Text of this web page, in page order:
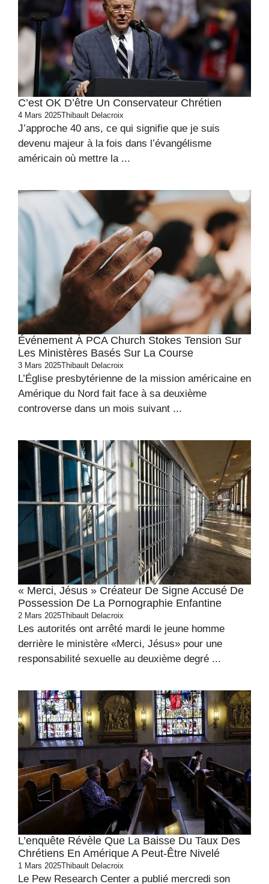
C’est OK D’être Un Conservateur Chrétien
4 Mars 2025Thibault Delacroix
J’approche 40 ans, ce qui signifie que je suis
devenu majeur à la fois dans l’évangélisme
américain où mettre la ...
Événement À PCA Church Stokes Tension Sur
Les Ministères Basés Sur La Course
3 Mars 2025Thibault Delacroix
L’Église presbytérienne de la mission américaine en
Amérique du Nord fait face à sa deuxième
controverse dans un mois suivant ...
« Merci, Jésus » Créateur De Signe Accusé De
Possession De La Pornographie Enfantine
2 Mars 2025Thibault Delacroix
Les autorités ont arrêté mardi le jeune homme
derrière le ministère «Merci, Jésus» pour une
responsabilité sexuelle au deuxième degré ...
L’enquête Révèle Que La Baisse Du Taux Des
Chrétiens En Amérique A Peut-Être Nivelé
1 Mars 2025Thibault Delacroix
Le Pew Research Center a publié mercredi son